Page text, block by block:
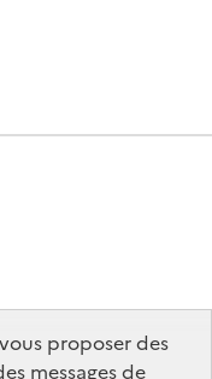
proposer des
messages de